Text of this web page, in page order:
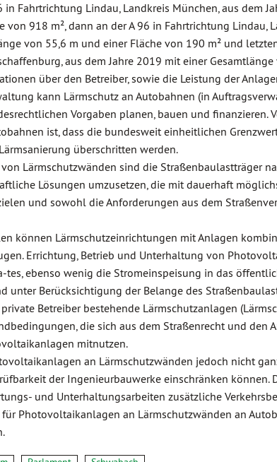
in Fahrtrichtung Lindau, Landkreis München, aus dem
von 918 m², dann an der A 96 in Fahrtrichtung Lindau,
von 55,6 m und einer Fläche von 190 m² und
aus dem Jahre 2019 mit einer
über den Betreiber, sowie die Leistung der
kann Lärmschutz an Autobahnen (in
Vorgaben planen, bauen und finanzieren.
ist, dass die bundesweit einheitlichen
überschritten werden.
Lärmschutzwänden sind die Straßenbaulastträger
Lösungen umzusetzen, die mit dauerhaft
und sowohl die Anforderungen aus dem
können Lärmschutzeinrichtungen mit Anlagen
Errichtung, Betrieb und Unterhaltung von
tes, ebenso wenig die Stromeinspeisung in das
unter Berücksichtigung der Belange des
Betreiber bestehende Lärmschutzanlagen
die sich aus dem Straßenrecht und den
mitnutzen.
an Lärmschutzwänden jedoch nicht
der Ingenieurbauwerke einschränken können.
und Unterhaltungsarbeiten zusätzliche
für Photovoltaikanlagen an Lärmschutzwänden an